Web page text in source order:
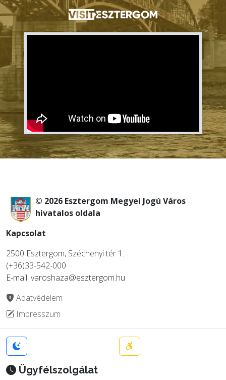
© 2026 Esztergom Megyei Jogú Város
hivatalos oldala
Kapcsolat
2500 Esztergom, Széchenyi tér 1.
(+36)33-542-000
E-mail: varoshaza@esztergom.hu
Adatvédelem
Impresszum
Ügyfélszolgálat